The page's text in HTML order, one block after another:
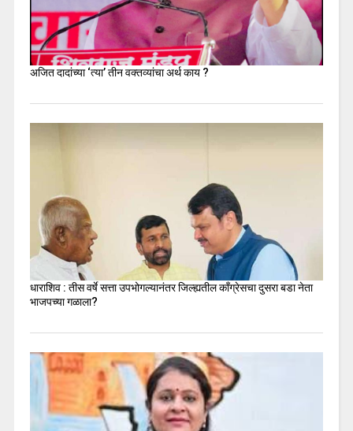
अजित दादांच्या ‘त्या’ तीन वक्तव्यांचा अर्थ काय ?
धाराशिव : तीस वर्षे सत्ता उपभोगल्यानंतर जिल्ह्यतील कॉंग्रेसचा दुसरा बडा नेता
भाजपच्या गळाला?